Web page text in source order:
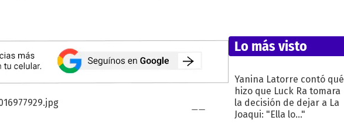
Lo más visto
Yanina Latorre contó qué
hizo que Luck Ra tomara
la decisión de dejar a La
Joaqui: "Ella lo..."